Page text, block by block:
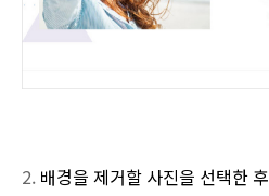
2. 배경을 제거할 사진을 선택한 후